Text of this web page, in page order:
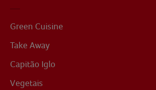
Green Cuisine
Take Away
Capitão Iglo
Vegetais